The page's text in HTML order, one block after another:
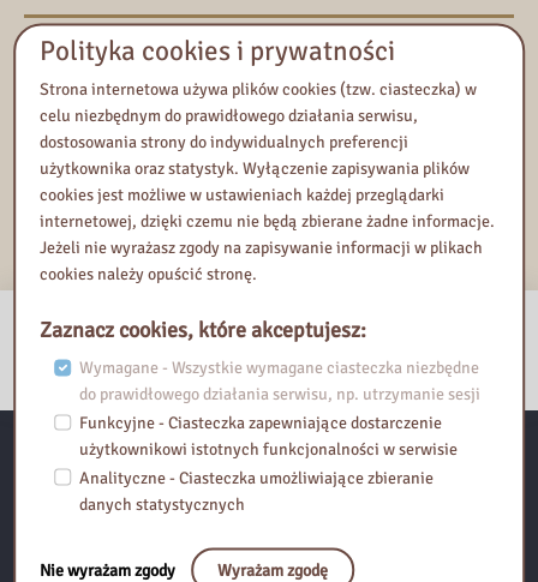
Kontakt
Tel:(022) 810-46-64 wew.110
E-mail:wspomaganie.edukacji@pbw.waw.pl
Dodaj do Kalendarza Google
Eksportuj iCal
Pedagogiczna Biblioteka Wojewódzka im. KEN w Warszawie
Filia w Grodzisku Mazowieckim
ul. 11 Listopada 48 (IV piętro)
Polityka cookies i prywatności
Strona internetowa używa plików cookies (tzw. ciasteczka) w
celu niezbędnym do prawidłowego działania serwisu,
dostosowania strony do indywidualnych preferencji
użytkownika oraz statystyk. Wyłączenie zapisywania plików
cookies jest możliwe w ustawieniach każdej przeglądarki
internetowej, dzięki czemu nie będą zbierane żadne informacje.
Jeżeli nie wyrażasz zgody na zapisywanie informacji w plikach
cookies należy opuścić stronę.
Zaznacz cookies, które akceptujesz:
Wymagane - Wszystkie wymagane ciasteczka niezbędne
do prawidłowego działania serwisu, np. utrzymanie sesji
Funkcyjne - Ciasteczka zapewniające dostarczenie
użytkownikowi istotnych funkcjonalności w serwisie
Analityczne - Ciasteczka umożliwiające zbieranie
danych statystycznych
Nie wyrażam zgody Wyrażam zgodę